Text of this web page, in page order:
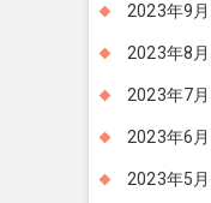
2023年9月
2023年8月
2023年7月
2023年6月
2023年5月